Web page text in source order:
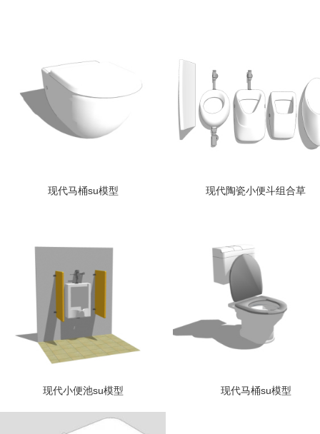
现代马桶su模型 现代陶瓷小便斗组合草
现代小便池su模型 现代马桶su模型